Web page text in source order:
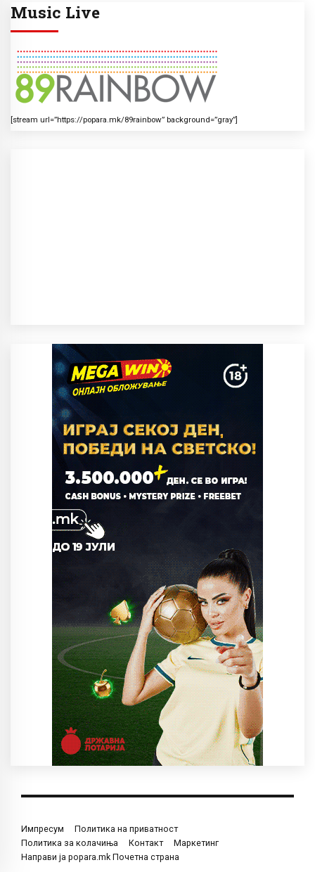
Music Live
[stream url=”https://popara.mk/89rainbow” background=”gray”]
Импресум
Политика на приватност
Политика за колачиња
Контакт
Маркетинг
Направи ја popara.mk Почетна страна